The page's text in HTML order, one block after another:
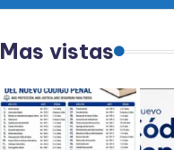
Mas vistas